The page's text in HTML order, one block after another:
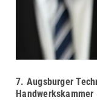
7. Augsburger
Handwerkskammer